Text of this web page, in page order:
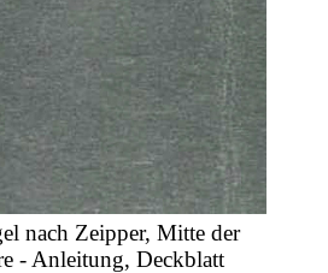
nach Zeipper, Mitte der
- Anleitung, Deckblatt